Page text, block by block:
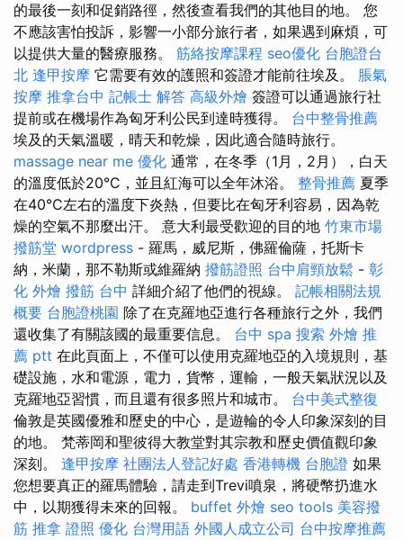
的最後一刻和促銷路徑，然後查看我們的其他目的地。 您
不應該害怕投訴，影響一小部分旅行者，如果遇到麻煩，可
以提供大量的醫療服務。 筋絡按摩課程 seo優化 台胞證台
北 逢甲按摩 它需要有效的護照和簽證才能前往埃及。 脹氣
按摩 推拿台中 記帳士 解答 高級外燴 簽證可以通過旅行社
提前或在機場作為匈牙利公民到達時獲得。 台中整骨推薦
埃及的天氣溫暖，晴天和乾燥，因此適合隨時旅行。
massage near me 優化 通常，在冬季（1月，2月），白天
的溫度低於20°C，並且紅海可以全年沐浴。 整骨推薦 夏季
在40°C左右的溫度下炎熱，但要比在匈牙利容易，因為乾
燥的空氣不那麼出汗。 意大利最受歡迎的目的地 竹東市場
撥筋堂 wordpress - 羅馬，威尼斯，佛羅倫薩，托斯卡
納，米蘭，那不勒斯或維羅納 撥筋證照 台中肩頸放鬆 - 彰
化 外燴 撥筋 台中 詳細介紹了他們的視線。 記帳相關法規
概要 台胞證桃園 除了在克羅地亞進行各種旅行之外，我們
還收集了有關該國的最重要信息。 台中 spa 搜索 外燴 推
薦 ptt 在此頁面上，不僅可以使用克羅地亞的入境規則，基
礎設施，水和電源，電力，貨幣，運輸，一般天氣狀況以及
克羅地亞習慣，而且還有很多照片和城市。 台中美式整復
倫敦是英國優雅和歷史的中心，是遊輪的令人印象深刻的目
的地。 梵蒂岡和聖彼得大教堂對其宗教和歷史價值觀印象
深刻。 逢甲按摩 社團法人登記好處 香港轉機 台胞證 如果
您想要真正的羅馬體驗，請走到Trevi噴泉，將硬幣扔進水
中，以期獲得未來的回報。 buffet 外燴 seo tools 美容撥
筋 推拿 證照 優化 台灣用語 外國人成立公司 台中按摩推薦